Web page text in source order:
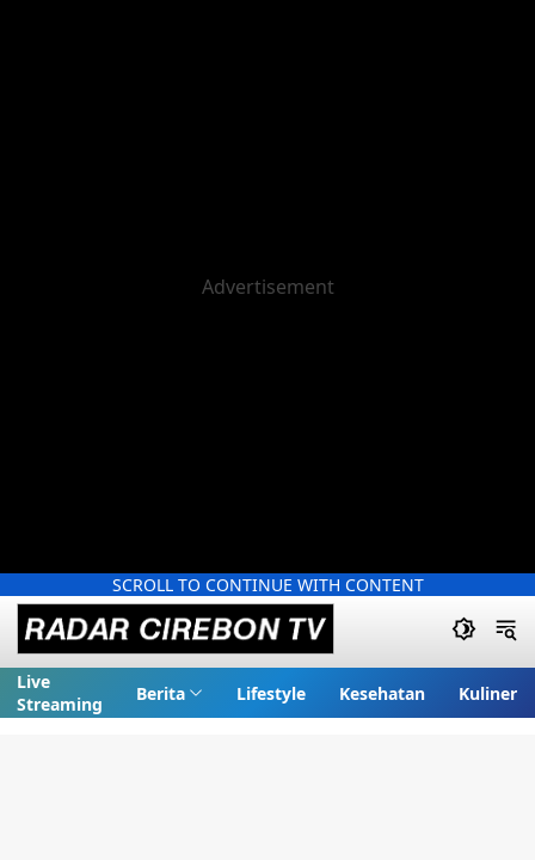
SCROLL TO CONTINUE WITH CONTENT
Live
Streaming
Berita Lifestyle Kesehatan Kuliner